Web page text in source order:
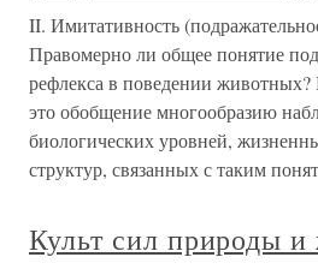
II. Имитативность
Правомерно ли общее понятие
рефлекса в поведении
это обобщение многообразию
биологических уровней,
структур, связанных с таким
Культ сил природы